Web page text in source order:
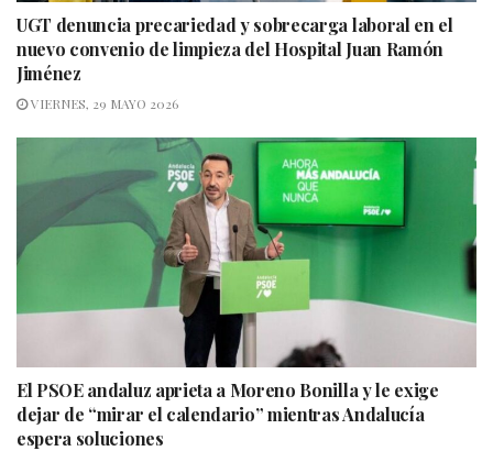
UGT denuncia precariedad y sobrecarga laboral en el
nuevo convenio de limpieza del Hospital Juan Ramón
Jiménez
VIERNES, 29 MAYO 2026
El PSOE andaluz aprieta a Moreno Bonilla y le exige
dejar de “mirar el calendario” mientras Andalucía
espera soluciones